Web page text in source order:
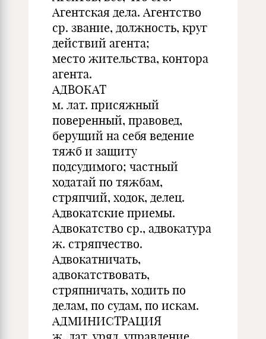
Агентская дела. Агентство
ср. звание, должность, круг
действий агента;
место жительства, контора
агента.
АДВОКАТ
м. лат. присяжный
поверенный, правовед,
берущий на себя ведение
тяжб и защиту
подсудимого; частный
ходатай по тяжбам,
стряпчий, ходок, делец.
Адвокатские приемы.
Адвокатство ср., адвокатура
ж. стряпчество.
Адвокатничать,
адвокатствовать,
стряпничать, ходить по
делам, по судам, по искам.
АДМИНИСТРАЦИЯ